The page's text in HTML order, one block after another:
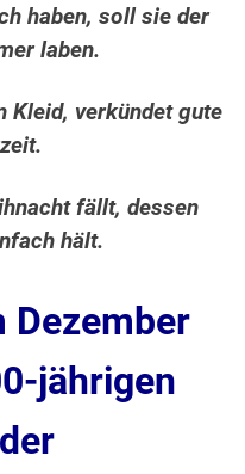
haben, soll sie der
laben.
Kleid, verkündet gute
fällt, dessen
hält.
Dezember
jährigen